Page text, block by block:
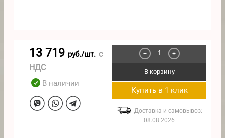
13 719 руб./шт. с
НДС
В наличии
− +
В корзину
Купить в 1 клик
Доставка и самовывоз:
08.08.2026